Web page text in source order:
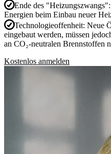
Ende des "Heizungszwangs":
Energien beim Einbau neuer
Technologieoffenheit: Neue
eingebaut werden, müssen
an CO₂-neutralen Brennstoffen
Kostenlos anmelden